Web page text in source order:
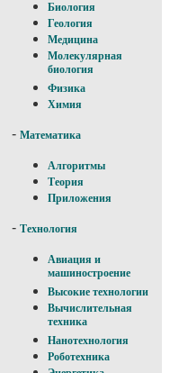
Биология
Геология
Медицина
Молекулярная
биология
Физика
Химия
- Математика
Алгоритмы
Теория
Приложения
- Технология
Авиация и
машиностроение
Высокие технологии
Вычислительная
техника
Нанотехнология
Роботехника